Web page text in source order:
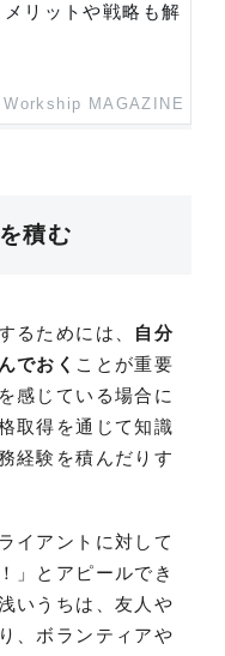
リットや戦略も解
Workship MAGAZINE
積む
るためには、 自分
でおく ことが重要
感じている場合に
取得を通じて知識
経験を積んだりす
イアントに対して
」とアピールでき
いうちは、友人や
、ボランティアや